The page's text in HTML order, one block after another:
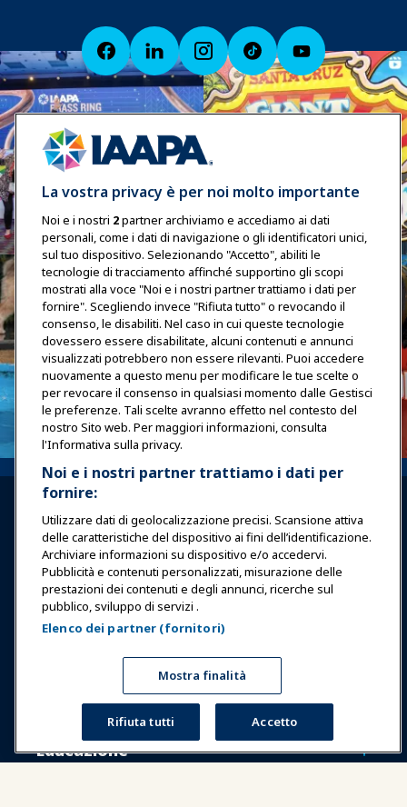
Accedi Unisciti ora
Premi Carriere
Notizie & Funworld
Educazione
La vostra privacy è per noi molto importante
Noi e i nostri 2partner archiviamo e accediamo ai dati
personali, come i dati di navigazione o gli identificatori unici,
sul tuo dispositivo. Selezionando "Accetto", abiliti le
tecnologie di tracciamento affinché supportino gli scopi
mostrati alla voce "Noi e i nostri partner trattiamo i dati per
fornire". Scegliendo invece "Rifiuta tutto" o revocando il
consenso, le disabiliti. Nel caso in cui queste tecnologie
dovessero essere disabilitate, alcuni contenuti e annunci
visualizzati potrebbero non essere rilevanti. Puoi accedere
nuovamente a questo menu per modificare le tue scelte o
per revocare il consenso in qualsiasi momento dalle Gestisci
le preferenze. Tali scelte avranno effetto nel contesto del
nostro Sito web. Per maggiori informazioni, consulta
l'Informativa sulla privacy.
Noi e i nostri partner trattiamo i dati per
fornire:
Utilizzare dati di geolocalizzazione precisi. Scansione attiva
delle caratteristiche del dispositivo ai fini dell’identificazione.
Archiviare informazioni su dispositivo e/o accedervi.
Pubblicità e contenuti personalizzati, misurazione delle
prestazioni dei contenuti e degli annunci, ricerche sul
pubblico, sviluppo di servizi .
Elenco dei partner (fornitori)
Mostra finalità
Rifiuta tutti Accetto